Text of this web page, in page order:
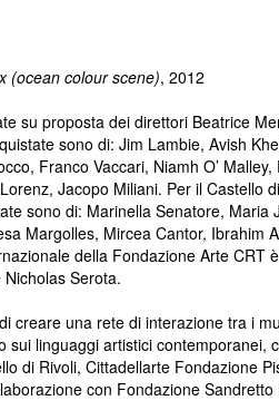
(ocean colour scene), 2012
su proposta dei direttori Beatrice
sono di: Jim Lambie, Avish
Franco Vaccari, Niamh O’
Jacopo Miliani. Per il Castello
sono di: Marinella Senatore, Maria
Margolles, Mircea Cantor, Ibrahim
della Fondazione Arte CRT
Serota.
creare una rete di interazione tra i
sui linguaggi artistici contemporanei,
di Rivoli, Cittadellarte Fondazione
con Fondazione